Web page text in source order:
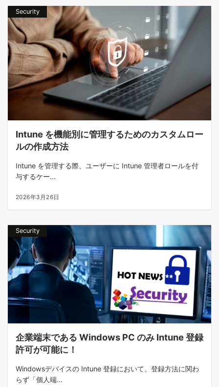
Security
Intune を機能別に管理するためのカスタムロー
ルの作成方法
Intune を管理する際、ユーザーに Intune 管理者ロールを付
与するケー...
2026年3月26日
Security
企業端末である Windows PC のみ Intune 登録
許可が可能に！
Windowsデバイスの Intune 登録において、登録方法に関わ
らず「個人端...